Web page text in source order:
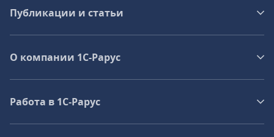
Публикации и статьи
О компании 1C-Рарус
Работа в 1С‑Рарус